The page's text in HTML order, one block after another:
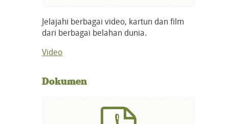
Jelajahi berbagai video, kartun dan film
dari berbagai belahan dunia.
Video
Dokumen